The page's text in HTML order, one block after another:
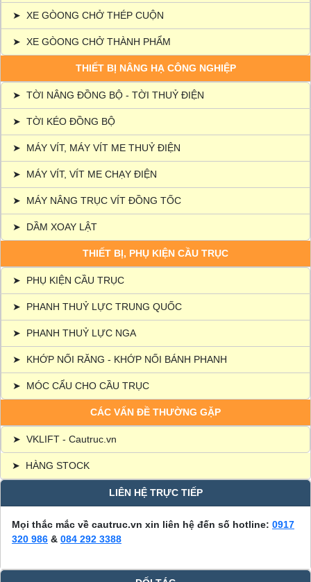
➤ XE GÒONG CHỞ THÉP CUỘN
➤ XE GÒONG CHỞ THÀNH PHẨM
THIẾT BỊ NÂNG HẠ CÔNG NGHIỆP
➤ TỜI NÂNG ĐỒNG BỘ - TỜI THUỶ ĐIỆN
➤ TỜI KÉO ĐỒNG BỘ
➤ MÁY VÍT, MÁY VÍT ME THUỶ ĐIỆN
➤ MÁY VÍT, VÍT ME CHẠY ĐIỆN
➤ MÁY NÂNG TRỤC VÍT ĐỒNG TỐC
➤ DẦM XOAY LẬT
THIẾT BỊ, PHỤ KIỆN CẦU TRỤC
➤ PHỤ KIỆN CẦU TRỤC
➤ PHANH THUỶ LỰC TRUNG QUỐC
➤ PHANH THUỶ LỰC NGA
➤ KHỚP NỐI RĂNG - KHỚP NỐI BÁNH PHANH
➤ MÓC CẨU CHO CẦU TRỤC
CÁC VẤN ĐỀ THƯỜNG GẶP
➤ VKLIFT - Cautruc.vn
➤ HÀNG STOCK
LIÊN HỆ TRỰC TIẾP
Mọi thắc mắc về cautruc.vn xin liên hệ đến số hotline: 0917
320 986 & 084 292 3388